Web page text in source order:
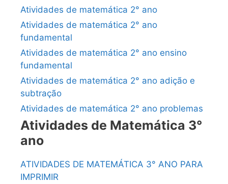
Atividades de matemática 2° ano
Atividades de matemática 2° ano
fundamental
Atividades de matemática 2° ano ensino
fundamental
Atividades de matemática 2° ano adição e
subtração
Atividades de matemática 2° ano problemas
Atividades de Matemática 3°
ano
ATIVIDADES DE MATEMÁTICA 3° ANO PARA
IMPRIMIR